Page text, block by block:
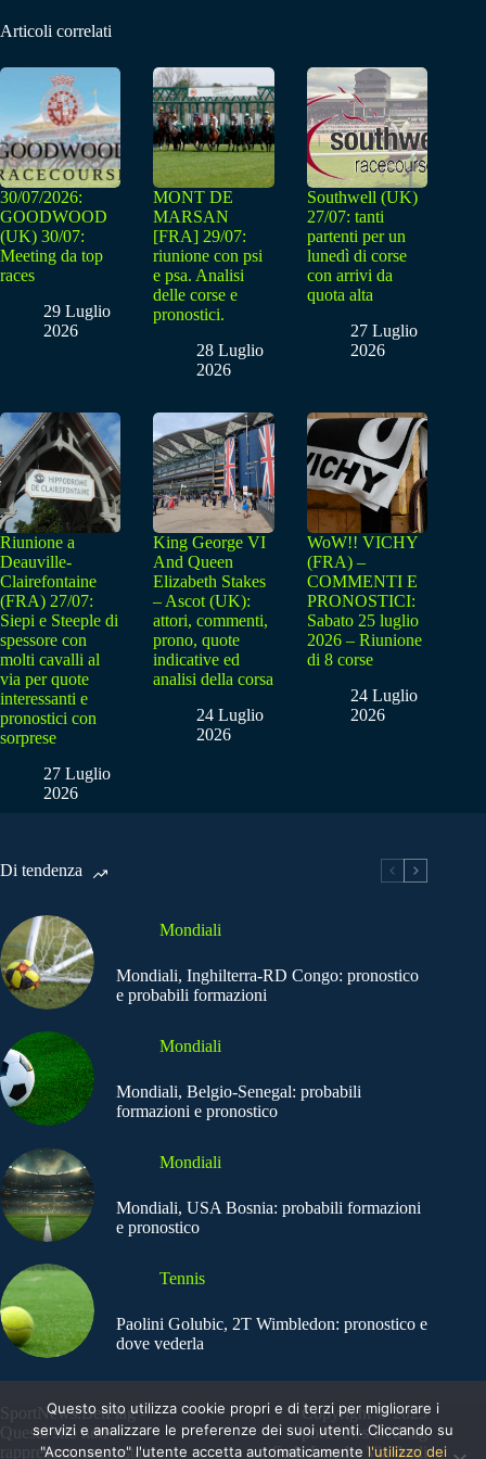
Articoli correlati
30/07/2026:
GOODWOOD
(UK) 30/07:
Meeting da top
races
29 Luglio
2026
MONT DE
MARSAN
[FRA] 29/07:
riunione con psi
e psa. Analisi
delle corse e
pronostici.
28 Luglio
2026
Southwell (UK)
27/07: tanti
partenti per un
lunedì di corse
con arrivi da
quota alta
27 Luglio
2026
Riunione a
Deauville-
Clairefontaine
(FRA) 27/07:
Siepi e Steeple di
spessore con
molti cavalli al
via per quote
interessanti e
pronostici con
sorprese
27 Luglio
2026
King George VI
And Queen
Elizabeth Stakes
– Ascot (UK):
attori, commenti,
prono, quote
indicative ed
analisi della corsa
24 Luglio
2026
WoW!! VICHY
(FRA) –
COMMENTI E
PRONOSTICI:
Sabato 25 luglio
2026 – Riunione
di 8 corse
24 Luglio
2026
Di tendenza
Mondiali
Mondiali, Inghilterra-RD Congo: pronostico
e probabili formazioni
Mondiali
Mondiali, Belgio-Senegal: probabili
formazioni e pronostico
Mondiali
Mondiali, USA Bosnia: probabili formazioni
e pronostico
Tennis
Paolini Golubic, 2T Wimbledon: pronostico e
dove vederla
SportNews.BetFlag -
Questo sito non
rappresenta una testata
Copyright © 2025
SportNews BetFlag
Sede Legale: Via degli
Questo sito utilizza cookie propri e di terzi per migliorare i
servizi e analizzare le preferenze dei suoi utenti. Cliccando su
"Acconsento" l'utente accetta automaticamente l'utilizzo dei